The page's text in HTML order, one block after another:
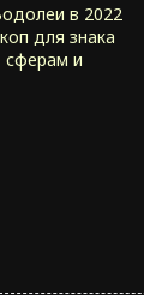
в 2022
для знака
сферам и